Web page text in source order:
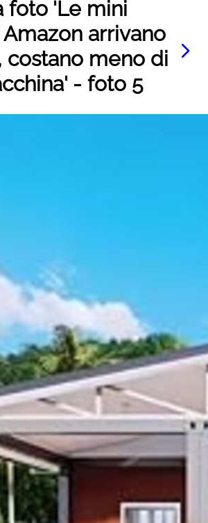
foto 'Le mini
arrivano
costano meno di
- foto 5